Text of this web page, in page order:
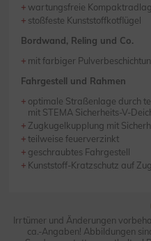
wartungsfreie
stoßfeste Kunststoffkotflügel
Bordwand, Reling und Co.
mit farbiger
Fahrgestell und Rahmen
optimale Straßenlage durch
mit STEMA Sicherheits-V-
Zugkugelkupplung mit
teilweise feuerverzinkt
geschraubtes Fahrgestell
Kunststoff-Kratzschutz auf
Irrtümer und Änderungen
ca.-Angaben! Abbildungen